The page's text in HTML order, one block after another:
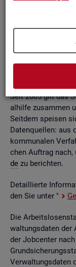
Grund­la­ge kön­nen
tungs­hö­hen und
telt wer­den. Die
nach viel­fäl­ti­gen
Seit 2005 gilt das
al­hil­fe zu­sam­men
Seit­dem spei­sen
Da­ten­quel­len: aus
kom­mu­na­len
chen Auf­trag nach,
de zu be­rich­ten.
De­tail­lier­te
den Sie unter "
Die
wal­tungs­da­ten der
der Job­cen­ter
Ver­wal­tungs­da­ten